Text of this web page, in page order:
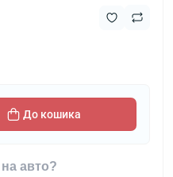
До кошика
авто?